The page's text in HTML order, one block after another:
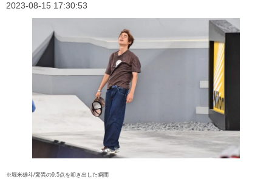
2023-08-15 17:30:53
※堀米雄斗/驚異の9.5点を叩き出した瞬間